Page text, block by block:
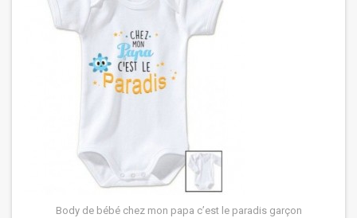
Body de bébé chez mon papa c’est le paradis garçon